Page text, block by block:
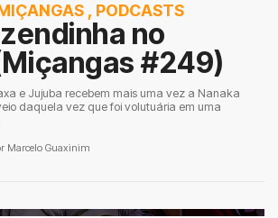
, PODCASTS
no
#249)
e Jujuba recebem mais uma vez a Nanaka
daquela vez que foi volutuária em uma
Marcelo Guaxinim